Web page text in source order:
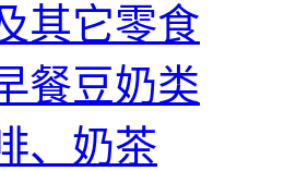
其它零食
餐豆奶类
、奶茶